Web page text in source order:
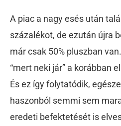
A piac a nagy esés után
százalékot, de ezután újra
már csak 50% pluszban
“mert neki jár” a korábban
És ez így folytatódik,
haszonból semmi sem
eredeti befektetését is